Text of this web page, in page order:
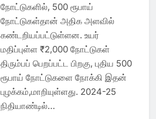
நோட்டுகளில், 500 ரூபாய்
நோட்டுகள்தான் அதிக அளவில்
கண்டறியப்பட்டுள்ளன. உயர்
மதிப்புள்ள ₹2,000 நோட்டுகள்
திரும்பப் பெறப்பட்ட பிறகு, புதிய 500
ரூபாய் நோட்டுகளை நோக்கி இதன்
புழக்கம்,மாறியுள்ளது. 2024-25
நிதியாண்டில்…